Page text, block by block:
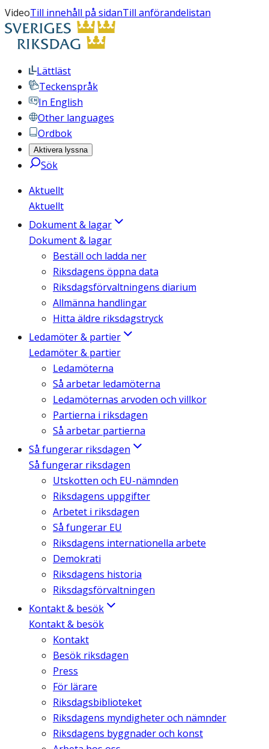
VideoTill innehåll på sidanTill anförandelistan
Lättläst
Teckenspråk
In English
Other languages
Ordbok
Aktivera lyssna
Sök
Aktuellt
Aktuellt
Dokument & lagar
Dokument & lagar
Beställ och ladda ner
Riksdagens öppna data
Riksdagsförvaltningens diarium
Allmänna handlingar
Hitta äldre riksdagstryck
Ledamöter & partier
Ledamöter & partier
Ledamöterna
Så arbetar ledamöterna
Ledamöternas arvoden och villkor
Partierna i riksdagen
Så arbetar partierna
Så fungerar riksdagen
Så fungerar riksdagen
Utskotten och EU-nämnden
Riksdagens uppgifter
Arbetet i riksdagen
Så fungerar EU
Riksdagens internationella arbete
Demokrati
Riksdagens historia
Riksdagsförvaltningen
Kontakt & besök
Kontakt & besök
Kontakt
Besök riksdagen
Press
För lärare
Riksdagsbiblioteket
Riksdagens myndigheter och nämnder
Riksdagens byggnader och konst